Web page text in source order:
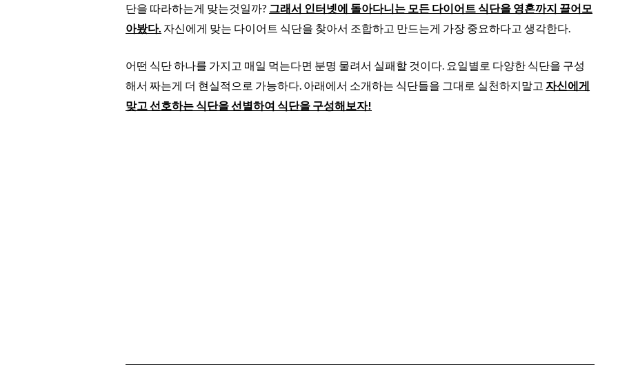
단을 따라하는게 맞는것일까? 그래서 인터넷에 돌아다니는 모든 다이어트 식단을 영혼까지 끌어모
아봤다. 자신에게 맞는 다이어트 식단을 찾아서 조합하고 만드는게 가장 중요하다고 생각한다.
어떤 식단 하나를 가지고 매일 먹는다면 분명 물려서 실패할 것이다. 요일별로 다양한 식단을 구성
해서 짜는게 더 현실적으로 가능하다. 아래에서 소개하는 식단들을 그대로 실천하지말고자신에게
맞고 선호하는 식단을 선별하여 식단을 구성해보자!